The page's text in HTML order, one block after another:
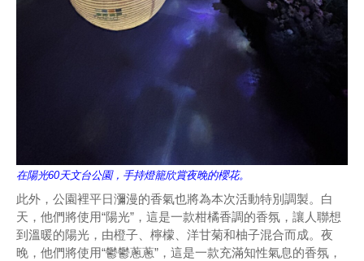
在陽光60天文台公園，手持燈籠欣賞夜晚的櫻花。
此外，公園裡平日瀰漫的香氣也將為本次活動特別調製。白
天，他們將使用“陽光”，這是一款柑橘香調的香氛，讓人聯想
到溫暖的陽光，由橙子、檸檬、洋甘菊和柚子混合而成。夜
晚，他們將使用“鬱鬱蔥蔥”，這是一款充滿知性氣息的香氛，